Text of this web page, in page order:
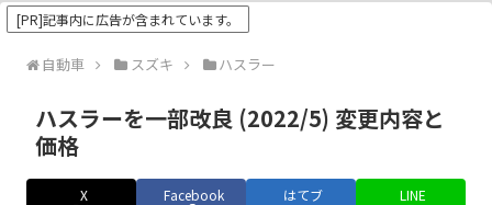
[PR]記事内に広告が含まれています。
自動車 スズキ ハスラー
ハスラーを一部改良 (2022/5) 変更内容と
価格
X
Facebook
はてブ
LINE